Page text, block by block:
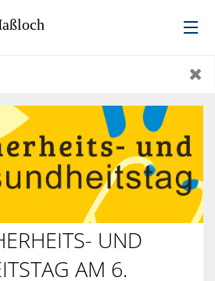
WOHNEN & UMWELT
UND
AM 6.